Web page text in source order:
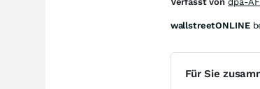
Für Sie
wallstreetONLINE